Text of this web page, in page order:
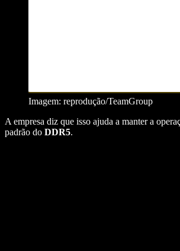
Imagem: reprodução/TeamGroup
A empresa diz que isso ajuda a manter a
padrão do DDR5.